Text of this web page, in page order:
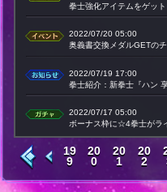
拳士強化アイテムをゲッ
2022/07/20 05:00
2022/07/19 17:00
拳士紹介：新拳士『ハン
2022/07/17 05:00
19
9
20
0
20
1
20
2